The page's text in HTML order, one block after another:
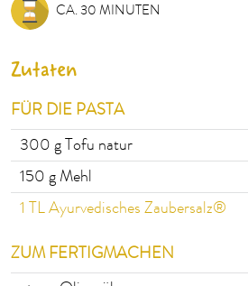
CA. 30 MINUTEN
Zutaten
FÜR DIE PASTA
300 g Tofu natur
150 g Mehl
1 TL Ayurvedisches Zaubersalz®
ZUM FERTIGMACHEN